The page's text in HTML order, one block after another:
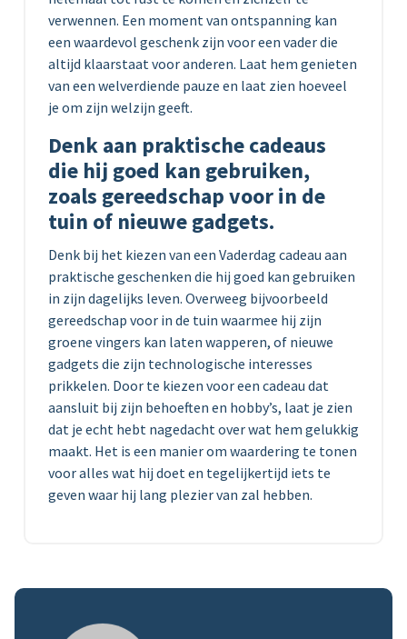
verwennen. Een moment van ontspanning kan
een waardevol geschenk zijn voor een vader die
altijd klaarstaat voor anderen. Laat hem genieten
van een welverdiende pauze en laat zien hoeveel
je om zijn welzijn geeft.
Denk aan praktische cadeaus
die hij goed kan gebruiken,
zoals gereedschap voor in de
tuin of nieuwe gadgets.
Denk bij het kiezen van een Vaderdag cadeau aan
praktische geschenken die hij goed kan gebruiken
in zijn dagelijks leven. Overweeg bijvoorbeeld
gereedschap voor in de tuin waarmee hij zijn
groene vingers kan laten wapperen, of nieuwe
gadgets die zijn technologische interesses
prikkelen. Door te kiezen voor een cadeau dat
aansluit bij zijn behoeften en hobby’s, laat je zien
dat je echt hebt nagedacht over wat hem gelukkig
maakt. Het is een manier om waardering te tonen
voor alles wat hij doet en tegelijkertijd iets te
geven waar hij lang plezier van zal hebben.